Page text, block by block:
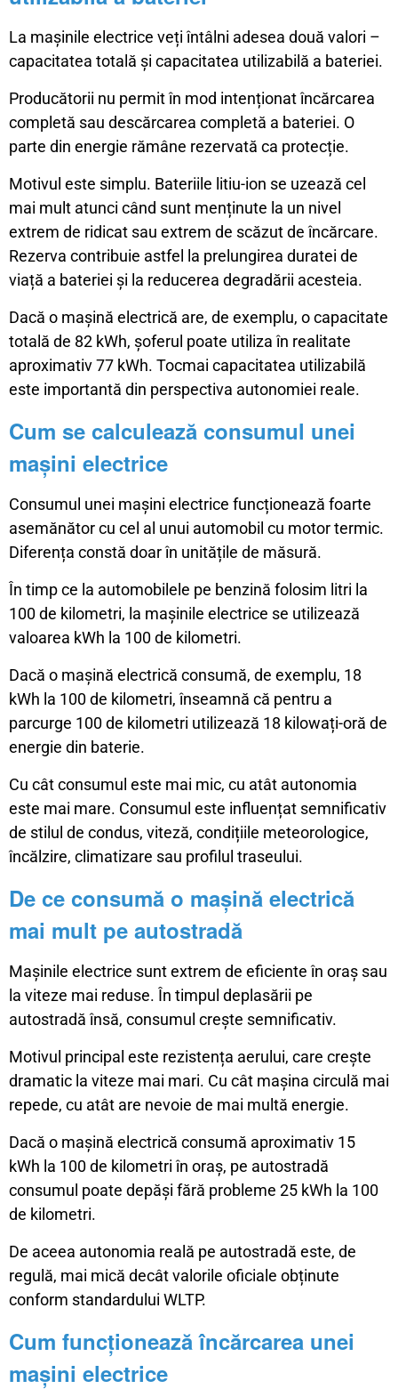
La mașinile electrice veți întâlni adesea două valori –
capacitatea totală și capacitatea utilizabilă a bateriei.
Producătorii nu permit în mod intenționat încărcarea
completă sau descărcarea completă a bateriei. O
parte din energie rămâne rezervată ca protecție.
Motivul este simplu. Bateriile litiu-ion se uzează cel
mai mult atunci când sunt menținute la un nivel
extrem de ridicat sau extrem de scăzut de încărcare.
Rezerva contribuie astfel la prelungirea duratei de
viață a bateriei și la reducerea degradării acesteia.
Dacă o mașină electrică are, de exemplu, o capacitate
totală de 82 kWh, șoferul poate utiliza în realitate
aproximativ 77 kWh. Tocmai capacitatea utilizabilă
este importantă din perspectiva autonomiei reale.
Cum se calculează consumul unei
mașini electrice
Consumul unei mașini electrice funcționează foarte
asemănător cu cel al unui automobil cu motor termic.
Diferența constă doar în unitățile de măsură.
În timp ce la automobilele pe benzină folosim litri la
100 de kilometri, la mașinile electrice se utilizează
valoarea kWh la 100 de kilometri.
Dacă o mașină electrică consumă, de exemplu, 18
kWh la 100 de kilometri, înseamnă că pentru a
parcurge 100 de kilometri utilizează 18 kilowați-oră de
energie din baterie.
Cu cât consumul este mai mic, cu atât autonomia
este mai mare. Consumul este influențat semnificativ
de stilul de condus, viteză, condițiile meteorologice,
încălzire, climatizare sau profilul traseului.
De ce consumă o mașină electrică
mai mult pe autostradă
Mașinile electrice sunt extrem de eficiente în oraș sau
la viteze mai reduse. În timpul deplasării pe
autostradă însă, consumul crește semnificativ.
Motivul principal este rezistența aerului, care crește
dramatic la viteze mai mari. Cu cât mașina circulă mai
repede, cu atât are nevoie de mai multă energie.
Dacă o mașină electrică consumă aproximativ 15
kWh la 100 de kilometri în oraș, pe autostradă
consumul poate depăși fără probleme 25 kWh la 100
de kilometri.
De aceea autonomia reală pe autostradă este, de
regulă, mai mică decât valorile oficiale obținute
conform standardului WLTP.
Cum funcționează încărcarea unei
mașini electrice